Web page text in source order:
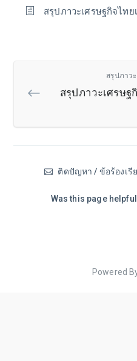
สรุปภาวะเศรษฐกิจไท
สรุปภาว
สรุปภาวะเศรษฐ
ติดปัญหา / ข้อร้องเรี
Was this page
Powered